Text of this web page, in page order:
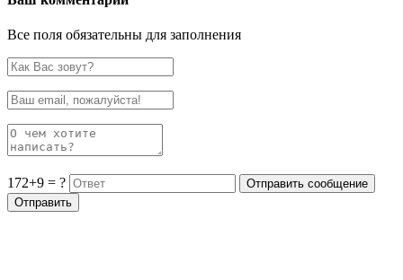
Все поля обязательны для заполнения
172+9 = ?